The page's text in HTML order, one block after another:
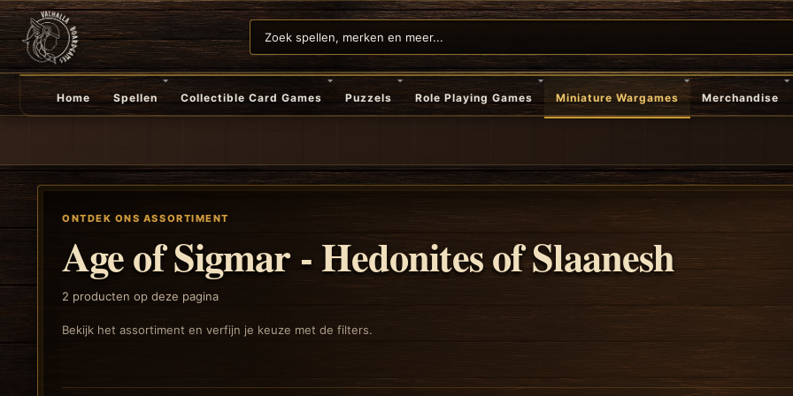
Home Spellen Collectible Card Games Puzzels Role Playing Games Miniature Wargames Merchandise
ONTDEK ONS ASSORTIMENT
Age of Sigmar - Hedonites of Slaanesh
2 producten op deze pagina
Bekijk het assortiment en verfijn je keuze met de filters.